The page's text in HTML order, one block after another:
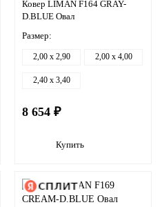
Ковер LIMAN F164 GRAY-
D.BLUE Овал
Размер:
2,00 x 2,90 2,00 x 4,00
2,40 x 3,40
8 654 ₽
Купить